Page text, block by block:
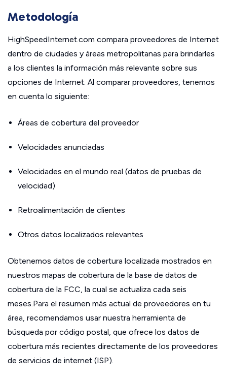
Metodología
HighSpeedInternet.com compara proveedores de Internet
dentro de ciudades y áreas metropolitanas para brindarles
a los clientes la información más relevante sobre sus
opciones de Internet. Al comparar proveedores, tenemos
en cuenta lo siguiente:
Áreas de cobertura del proveedor
Velocidades anunciadas
Velocidades en el mundo real (datos de pruebas de
velocidad)
Retroalimentación de clientes
Otros datos localizados relevantes
Obtenemos datos de cobertura localizada mostrados en
nuestros mapas de cobertura de la base de datos de
cobertura de la FCC, la cual se actualiza cada seis
meses.Para el resumen más actual de proveedores en tu
área, recomendamos usar nuestra herramienta de
búsqueda por código postal, que ofrece los datos de
cobertura más recientes directamente de los proveedores
de servicios de internet (ISP).